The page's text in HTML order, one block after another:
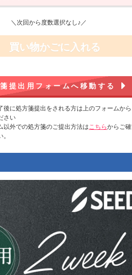
＼次回から度数選択なし♪／
買い物かごに入れる
提出用フォームへ移動する
後に処方箋提出をされる方は上のフォームから
さい
以外での処方箋のご提出方法は こちらからご確